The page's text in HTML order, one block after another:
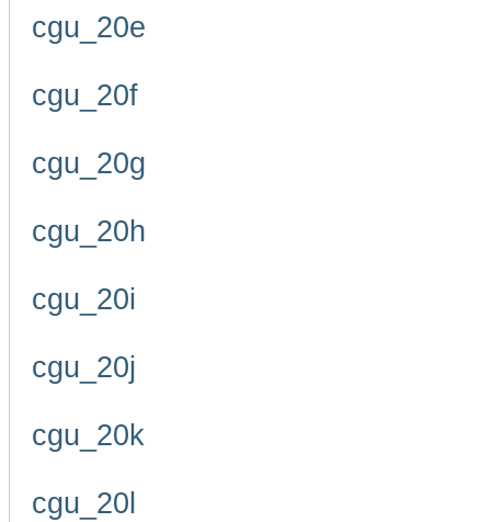
cgu_20e
cgu_20f
cgu_20g
cgu_20h
cgu_20i
cgu_20j
cgu_20k
cgu_20l